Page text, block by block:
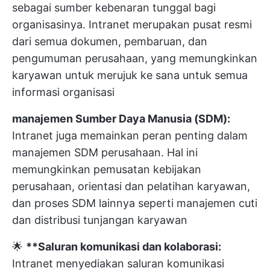
sebagai sumber kebenaran tunggal bagi
organisasinya. Intranet merupakan pusat resmi
dari semua dokumen, pembaruan, dan
pengumuman perusahaan, yang memungkinkan
karyawan untuk merujuk ke sana untuk semua
informasi organisasi
manajemen Sumber Daya Manusia (SDM):
Intranet juga memainkan peran penting dalam
manajemen SDM perusahaan. Hal ini
memungkinkan pemusatan kebijakan
perusahaan, orientasi dan pelatihan karyawan,
dan proses SDM lainnya seperti manajemen cuti
dan distribusi tunjangan karyawan
🌟 **Saluran komunikasi dan kolaborasi:
Intranet menyediakan saluran komunikasi